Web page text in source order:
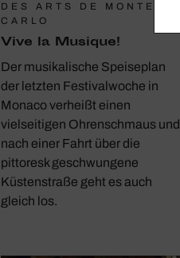
DES ARTS DE MONTE-
CARLO
Vive la Musique!
Der musikalische Speiseplan
der letzten Festivalwoche in
Monaco verheißt einen
vielseitigen Ohrenschmaus und
nach einer Fahrt über die
pittoresk geschwungene
Küstenstraße geht es auch
gleich los.